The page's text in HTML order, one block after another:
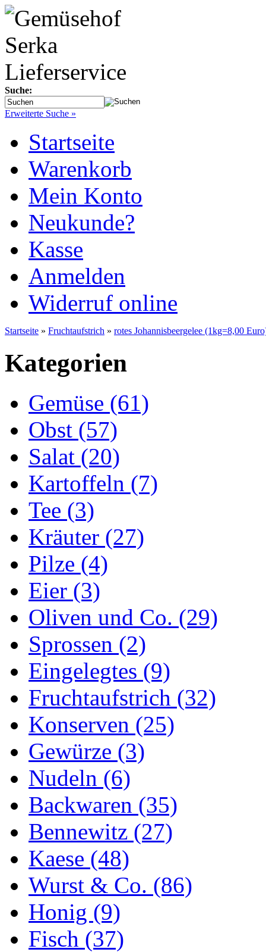
Suche:
Erweiterte Suche »
Startseite
Warenkorb
Mein Konto
Neukunde?
Kasse
Anmelden
Widerruf online
Startseite » Fruchtaufstrich » rotes Johannisbeergelee (1kg=8,00
Kategorien
Gemüse (61)
Obst (57)
Salat (20)
Kartoffeln (7)
Tee (3)
Kräuter (27)
Pilze (4)
Eier (3)
Oliven und Co. (29)
Sprossen (2)
Eingelegtes (9)
Fruchtaufstrich (32)
Konserven (25)
Gewürze (3)
Nudeln (6)
Backwaren (35)
Bennewitz (27)
Kaese (48)
Wurst & Co. (86)
Honig (9)
Fisch (37)